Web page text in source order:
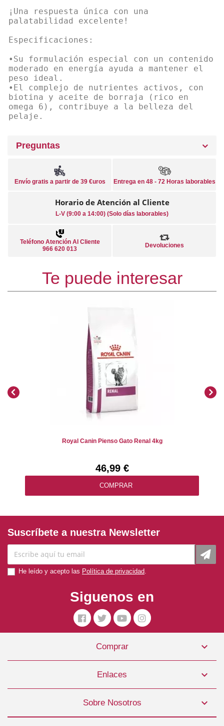
¡Una respuesta única con una
palatabilidad excelente!
Especificaciones:
•Su formulación especial con un contenido
moderado en energía ayuda a mantener el
peso ideal.
•El complejo de nutrientes activos, con
biotina y aceite de borraja (rico en
omega 6), contribuye a la belleza del
pelaje.
Preguntas
Envío gratis a partir de 39 €uros Entrega en 48 - 72 Horas laborables
Horario de Atención al Cliente
L-V (9:00 a 14:00) (Solo días laborables)
Teléfono Atención Al Cliente
966 620 013
Devoluciones
Te puede interesar
Royal Canin Pienso Gato Renal 4kg
46,99 €
COMPRAR
Pienso Gato Kitten Lata Pollo Con Calabaza 70 Gr. Applaws
1,29 €
COMPRAR
Suscríbete a nuestra Newsletter
He leído y acepto las Política de privacidad
Siguenos en
Comprar 
Enlaces 
Sobre Nosotros 